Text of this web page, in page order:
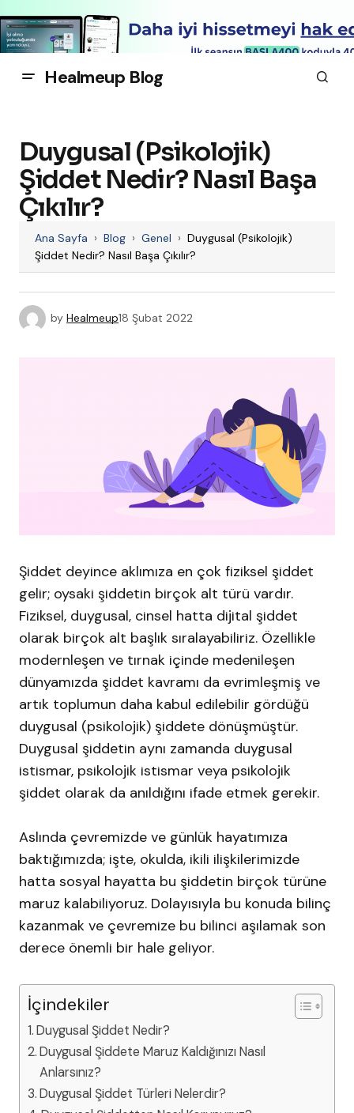
Healmeup Blog
Duygusal (Psikolojik)
Şiddet Nedir? Nasıl Başa
Çıkılır?
Ana Sayfa › Blog › Genel › Duygusal (Psikolojik)
Şiddet Nedir? Nasıl Başa Çıkılır?
by Healmeup18 Şubat 2022
Şiddet deyince aklımıza en çok fiziksel şiddet
gelir; oysaki şiddetin birçok alt türü vardır.
Fiziksel, duygusal, cinsel hatta dijital şiddet
olarak birçok alt başlık sıralayabiliriz. Özellikle
modernleşen ve tırnak içinde medenileşen
dünyamızda şiddet kavramı da evrimleşmiş ve
artık toplumun daha kabul edilebilir gördüğü
duygusal (psikolojik) şiddete dönüşmüştür.
Duygusal şiddetin aynı zamanda duygusal
istismar, psikolojik istismar veya psikolojik
şiddet olarak da anıldığını ifade etmek gerekir.
Aslında çevremizde ve günlük hayatımıza
baktığımızda; işte, okulda, ikili ilişkilerimizde
hatta sosyal hayatta bu şiddetin birçok türüne
maruz kalabiliyoruz. Dolayısıyla bu konuda bilinç
kazanmak ve çevremize bu bilinci aşılamak son
derece önemli bir hale geliyor.
İçindekiler
Duygusal Şiddet Nedir?
Duygusal Şiddete Maruz Kaldığınızı Nasıl
Anlarsınız?
Duygusal Şiddet Türleri Nelerdir?